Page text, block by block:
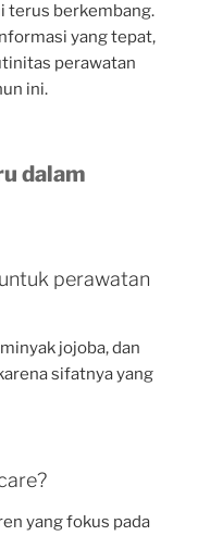
terus berkembang.
yang tepat,
perawatan
ini.
dalam
perawatan
jojoba, dan
sifatnya yang
yang fokus pada